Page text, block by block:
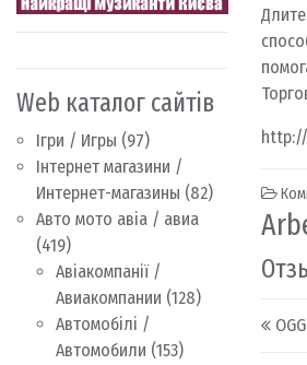
Web каталог сайтів
Ігри / Игры (97)
Інтернет магазини /
Интернет-магазины (82)
Авто мото авіа / авиа
(419)
Авіакомпанії /
Авиакомпании (128)
Автомобілі /
Автомобили (153)
http://